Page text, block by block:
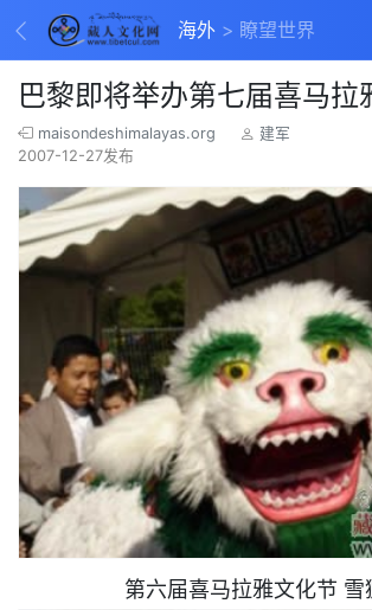
海外 瞭望世界
巴黎即将举办第七届喜马拉
maisondeshimalayas.org
建军
2007-12-27发布
第六届喜马拉雅文化节 雪